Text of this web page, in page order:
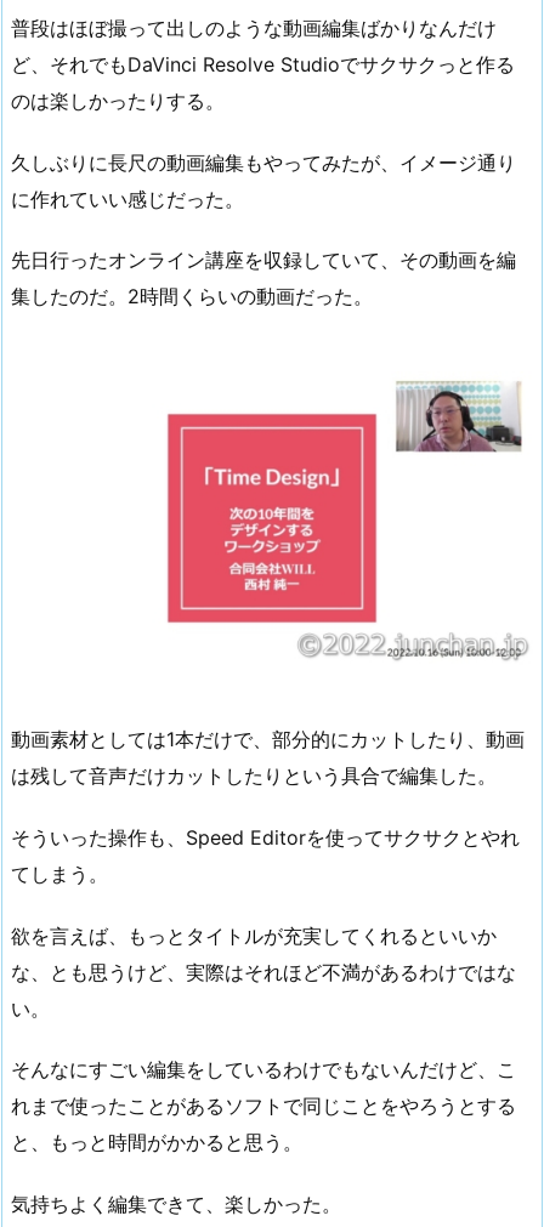
普段はほぼ撮って出しのような動画編集ばかりなんだけ
ど、それでもDaVinci Resolve Studioでサクサクっと作る
のは楽しかったりする。
久しぶりに長尺の動画編集もやってみたが、イメージ通り
に作れていい感じだった。
先日行ったオンライン講座を収録していて、その動画を編
集したのだ。2時間くらいの動画だった。
動画素材としては1本だけで、部分的にカットしたり、動画
は残して音声だけカットしたりという具合で編集した。
そういった操作も、Speed Editorを使ってサクサクとやれ
てしまう。
欲を言えば、もっとタイトルが充実してくれるといいか
な、とも思うけど、実際はそれほど不満があるわけではな
い。
そんなにすごい編集をしているわけでもないんだけど、こ
れまで使ったことがあるソフトで同じことをやろうとする
と、もっと時間がかかると思う。
気持ちよく編集できて、楽しかった。